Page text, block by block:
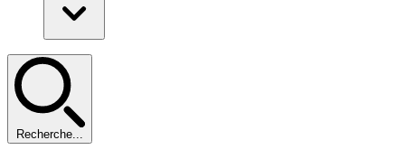
Recherche...